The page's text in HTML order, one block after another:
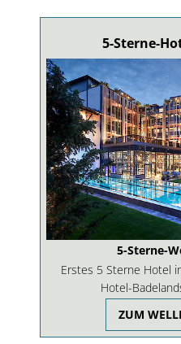
5-Sterne-
5-Sterne-
Erstes 5 Sterne Hotel
Hotel-
ZUM